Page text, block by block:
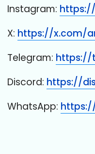
Instagram:
X: https://x.com/
Telegram: https://
Discord: https://
WhatsApp: